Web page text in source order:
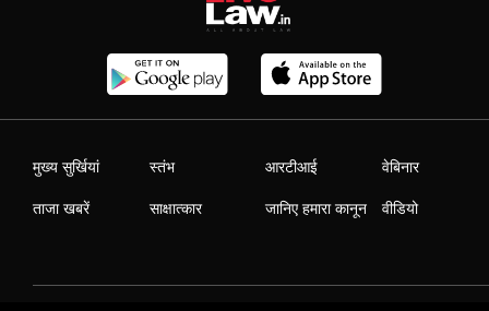
मुख्य सुर्खियां
ताजा खबरें
स्तंभ
साक्षात्कार
आरटीआई
जानिए हमारा कानून
वेबिनार
वीडियो